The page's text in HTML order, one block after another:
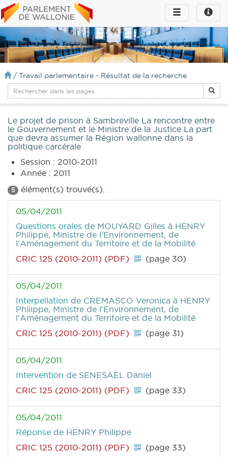
Toggle
infos
Toggle
navigation
/ Travail parlementaire - Résultat de la recherche
Le projet de prison à Sambreville La rencontre entre
le Gouvernement et le Ministre de la Justice La part
que devra assumer la Région wallonne dans la
politique carcérale
Session : 2010-2011
Année : 2011
5 élément(s) trouvé(s).
05/04/2011
Questions orales de MOUYARD Gilles à HENRY
Philippe, Ministre de l'Environnement, de
l'Aménagement du Territoire et de la Mobilité
CRIC 125 (2010-2011) (PDF)
(page 30)
05/04/2011
Interpellation de CREMASCO Veronica à HENRY
Philippe, Ministre de l'Environnement, de
l'Aménagement du Territoire et de la Mobilité
CRIC 125 (2010-2011) (PDF)
(page 31)
05/04/2011
Intervention de SENESAEL Daniel
CRIC 125 (2010-2011) (PDF)
(page 33)
05/04/2011
Réponse de HENRY Philippe
CRIC 125 (2010-2011) (PDF)
(page 33)